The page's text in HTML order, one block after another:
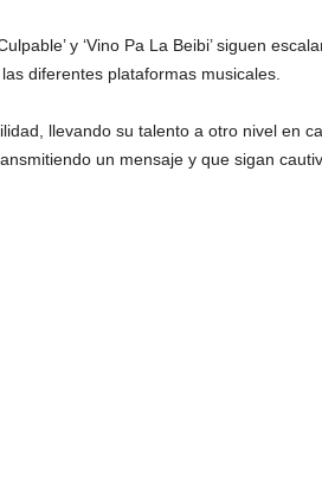
y ‘Vino Pa La Beibi’ siguen
diferentes plataformas musicales.
llevando su talento a otro nivel en
un mensaje y que sigan